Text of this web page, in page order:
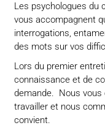
Les psychologues du
vous accompagnent
interrogations,
des mots sur vos
Lors du premier
connaissance et de
demande. Nous vous
travailler et nous
convient.